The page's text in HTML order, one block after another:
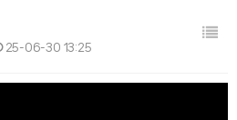
25-06-30 13:25